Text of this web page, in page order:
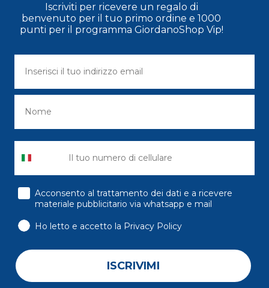
Iscriviti per ricevere un regalo di
benvenuto per il tuo primo ordine e 1000
punti per il programma GiordanoShop Vip!
consenso
Acconsento al trattamento dei dati e a ricevere
materiale pubblicitario via whatsapp e mail
Ho letto e accetto la Privacy Policy
ISCRIVIMI